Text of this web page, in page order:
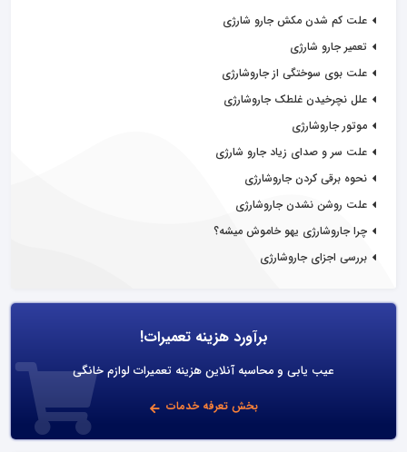
علت کم شدن مکش جارو شارژی
تعمیر جارو شارژی
علت بوی سوختگی از جاروشارژی
علل نچرخیدن غلطک جاروشارژی
موتور جاروشارژی
علت سر و صدای زیاد جارو شارژی
نحوه برقی کردن جاروشارژی
علت روشن نشدن جاروشارژی
چرا جاروشارژی یهو خاموش میشه؟
بررسی اجزای جاروشارژی
برآورد هزینه تعمیرات!
عیب یابی و محاسبه آنلاین هزینه تعمیرات لوازم خانگی
بخش تعرفه خدمات